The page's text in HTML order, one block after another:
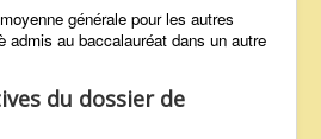
générale pour les autres
admis au baccalauréat dans un autre
du dossier de